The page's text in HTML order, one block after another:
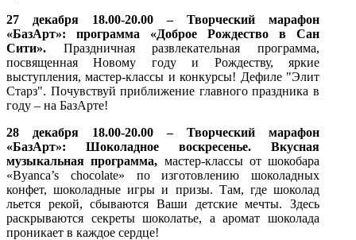
27 декабря 18.00-20.00 – Творческий марафон
«БазАрт»: программа «Доброе Рождество в Сан
Сити». Праздничная развлекательная программа,
посвященная Новому году и Рождеству, яркие
выступления, мастер-классы и конкурсы! Дефиле "Элит
Старз". Почувствуй приближение главного праздника в
году – на БазАрте!
28 декабря 18.00-20.00 – Творческий марафон
«БазАрт»: Шоколадное воскресенье. Вкусная
музыкальная программа, мастер-классы от шокобара
«Byanca’s chocolate» по изготовлению шоколадных
конфет, шоколадные игры и призы. Там, где шоколад
льется рекой, сбываются Ваши детские мечты. Здесь
раскрываются секреты шоколатье, а аромат шоколада
проникает в каждое сердце!